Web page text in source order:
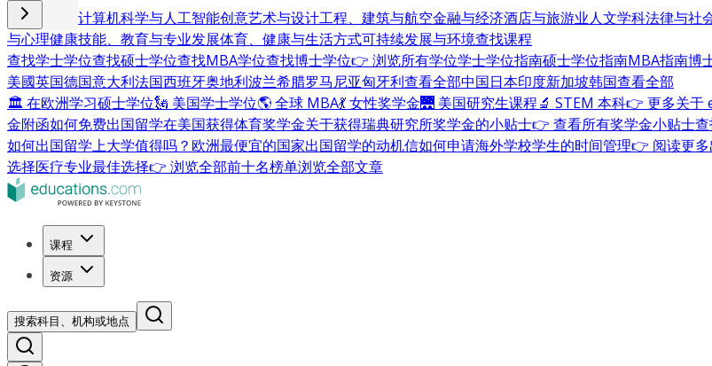
商业与管理 计算机科学与人工智能创意艺术与设计工程、建筑与航空金融与经济酒店与旅游业人文学科法律与社
与心理健康技能、教育与专业发展体育、健康与生活方式可持续发展与环境查找课程
查找学士学位查找硕士学位查找MBA学位查找博士学位👉 浏览所有学位学士学位指南硕士学位指南MBA指南博
美國英国德国意大利法国西班牙奥地利波兰希腊罗马尼亚匈牙利查看全部中国日本印度新加坡韩国查看全部
🏛 在欧洲学习硕士学位🗽 美国学士学位🌎 全球 MBA💃 女性奖学金🌉 美国研究生课程🔬 STEM 本科👉 更多关于
金附函如何免费出国留学在美国获得体育奖学金关于获得瑞典研究所奖学金的小贴士👉 查看所有奖学金小贴士
如何出国留学上大学值得吗？ 欧洲最便宜的国家出国留学的动机信如何申请海外学校学生的时间管理👉 阅读更
选择医疗专业最佳选择👉 浏览全部前十名榜单浏览全部文章
课程
资源
搜索科目、机构或地点